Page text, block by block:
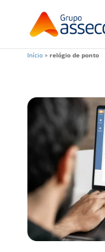
Início» relógio de ponto